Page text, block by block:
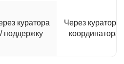
куратора
/ поддержку
Через куратора /
координатора